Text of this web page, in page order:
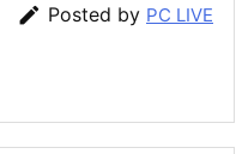
 Posted by PC LIVE